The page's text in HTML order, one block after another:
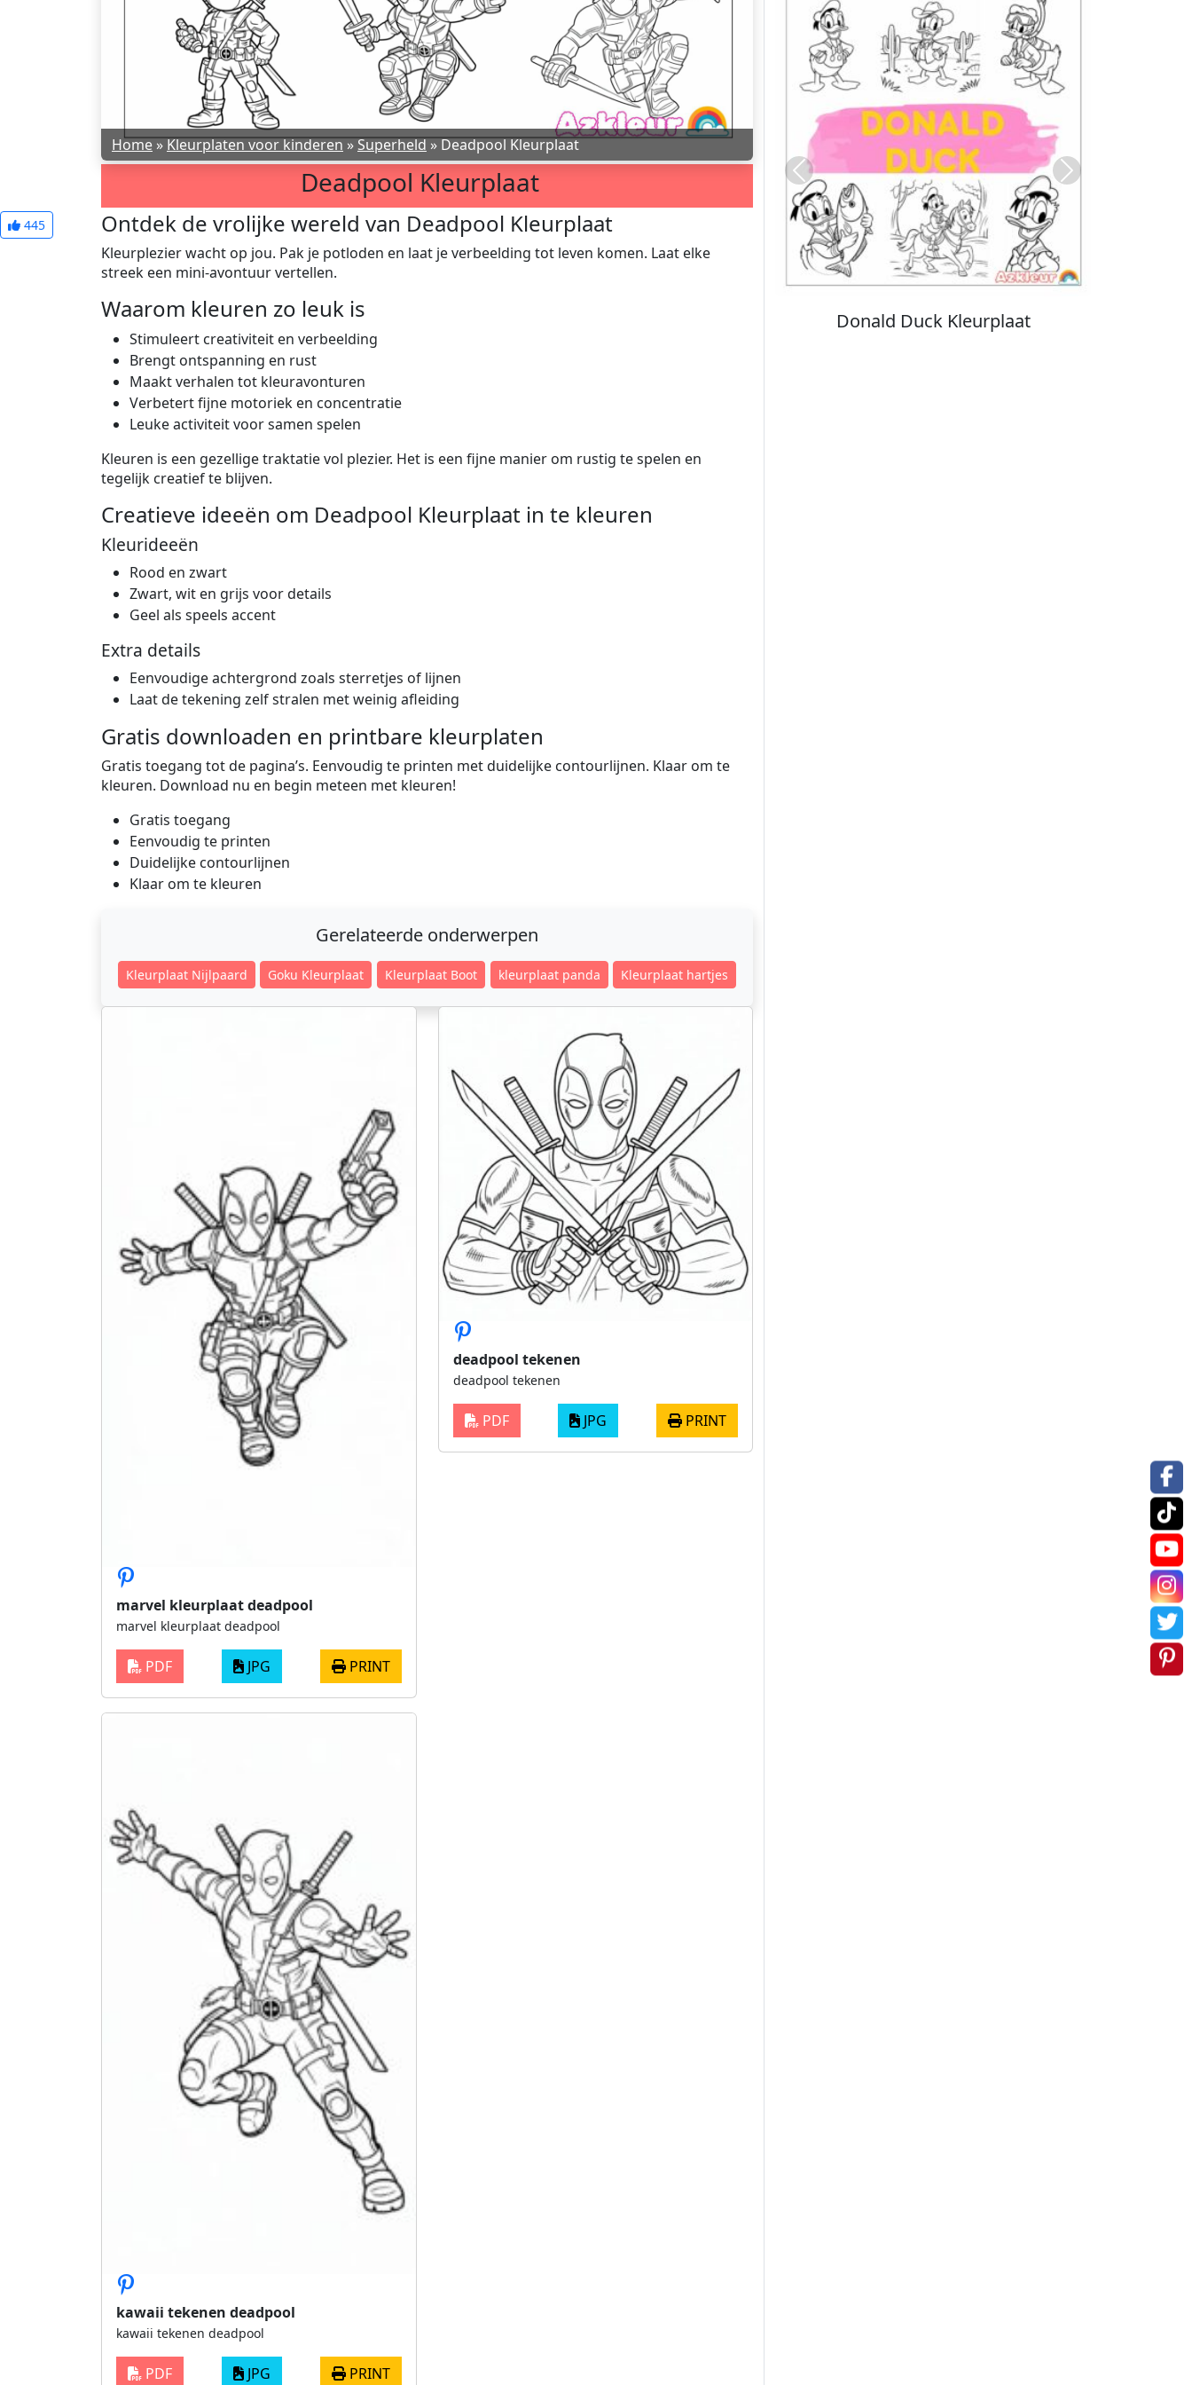
Home»Kleurplaten voor kinderen»Superheld»Deadpool Kleurplaat
Deadpool Kleurplaat
445 Ontdek de vrolijke wereld van Deadpool Kleurplaat
Kleurplezier wacht op jou. Pak je potloden en laat je verbeelding tot leven komen. Laat elke
streek een mini-avontuur vertellen.
Waarom kleuren zo leuk is
Stimuleert creativiteit en verbeelding
Brengt ontspanning en rust
Maakt verhalen tot kleuravonturen
Verbetert fijne motoriek en concentratie
Leuke activiteit voor samen spelen
Kleuren is een gezellige traktatie vol plezier. Het is een fijne manier om rustig te spelen en
tegelijk creatief te blijven.
Creatieve ideeën om Deadpool Kleurplaat in te kleuren
Kleurideeën
Rood en zwart
Zwart, wit en grijs voor details
Geel als speels accent
Extra details
Eenvoudige achtergrond zoals sterretjes of lijnen
Laat de tekening zelf stralen met weinig afleiding
Gratis downloaden en printbare kleurplaten
Gratis toegang tot de pagina’s. Eenvoudig te printen met duidelijke contourlijnen. Klaar om te
kleuren. Download nu en begin meteen met kleuren!
Gratis toegang
Eenvoudig te printen
Duidelijke contourlijnen
Klaar om te kleuren
Gerelateerde onderwerpen
Kleurplaat Nijlpaard Goku Kleurplaat Kleurplaat Boot kleurplaat panda Kleurplaat hartjes
marvel kleurplaat deadpool
marvel kleurplaat deadpool
PDF JPG PRINT
deadpool tekenen
deadpool tekenen
PDF JPG PRINT
kawaii tekenen deadpool
kawaii tekenen deadpool
PDF JPG PRINT
Stitch Kleurplaat
Previous Next